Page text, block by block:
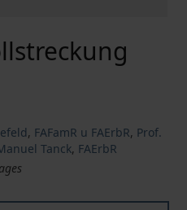
, FAFamR u FAErbR, Prof.
Tanck, FAErbR